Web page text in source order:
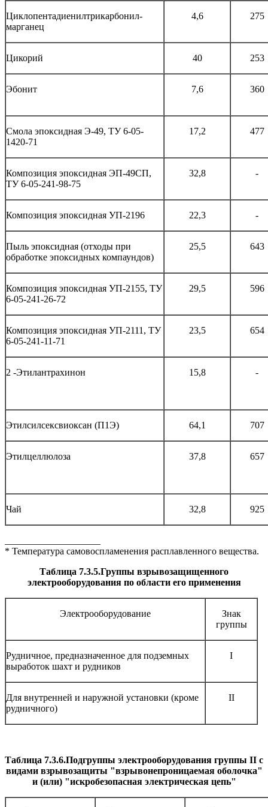
Циклопентадиенилтрикарбонил-
марганец
4,6 275
Цикорий 40 253
Эбонит 7,6 360
Смола эпоксидная Э-49, ТУ 6-05-
1420-71
17,2 477
Композиция эпоксидная ЭП-49СП,
ТУ 6-05-241-98-75
32,8 -
Композиция эпоксидная УП-2196 22,3 -
Пыль эпоксидная (отходы при
обработке эпоксидных компаундов)
25,5 643
Композиция эпоксидная УП-2155, ТУ
6-05-241-26-72
29,5 596
Композиция эпоксидная УП-2111, ТУ
6-05-241-11-71
23,5 654
2 -Этилантрахинон 15,8 -
Этилсилсексвиоксан (П1Э) 64,1 707
Этилцеллюлоза 37,8 657
Чай 32,8 925
* Температура самовоспламенения расплавленного вещества.
Таблица 7.3.5.Группы взрывозащищенного
электрооборудования по области его применения
Электрооборудование
Знак
группы
Рудничное, предназначенное для подземных
выработок шахт и рудников
I
Для внутренней и наружной установки (кроме
рудничного)
II
Таблица 7.3.6.Подгруппы электрооборудования группы II с
видами взрывозащиты "взрывонепроницаемая оболочка"
и (или) "искробезопасная электрическая цепь"